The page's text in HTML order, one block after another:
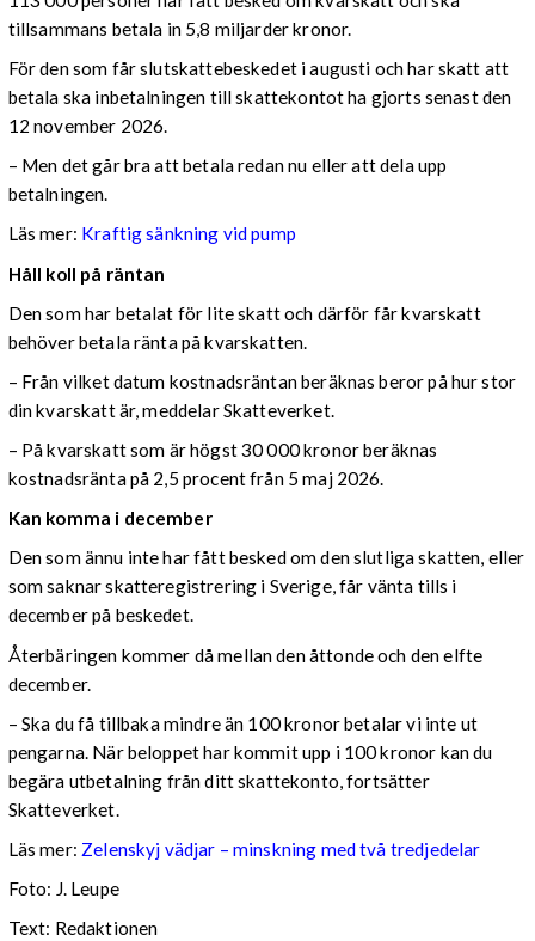
tillsammans betala in 5,8 miljarder kronor.
För den som får slutskattebeskedet i augusti och har skatt att
betala ska inbetalningen till skattekontot ha gjorts senast den
12 november 2026.
– Men det går bra att betala redan nu eller att dela upp
betalningen.
Läs mer: Kraftig sänkning vid pump
Håll koll på räntan
Den som har betalat för lite skatt och därför får kvarskatt
behöver betala ränta på kvarskatten.
– Från vilket datum kostnadsräntan beräknas beror på hur stor
din kvarskatt är, meddelar Skatteverket.
– På kvarskatt som är högst 30 000 kronor beräknas
kostnadsränta på 2,5 procent från 5 maj 2026.
Kan komma i december
Den som ännu inte har fått besked om den slutliga skatten, eller
som saknar skatteregistrering i Sverige, får vänta tills i
december på beskedet.
Återbäringen kommer då mellan den åttonde och den elfte
december.
– Ska du få tillbaka mindre än 100 kronor betalar vi inte ut
pengarna. När beloppet har kommit upp i 100 kronor kan du
begära utbetalning från ditt skattekonto, fortsätter
Skatteverket.
Läs mer: Zelenskyj vädjar – minskning med två tredjedelar
Foto: J. Leupe
Text: Redaktionen